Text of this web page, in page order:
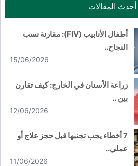
أحدث المقالات
أطفال الأنابيب (FIV): مقارنة نسب
النجاح..
15/06/2026
زراعة الأسنان في الخارج: كيف تقارن
بين ..
12/06/2026
7 أخطاء يجب تجنبها قبل حجز علاج أو
عملي..
11/06/2026